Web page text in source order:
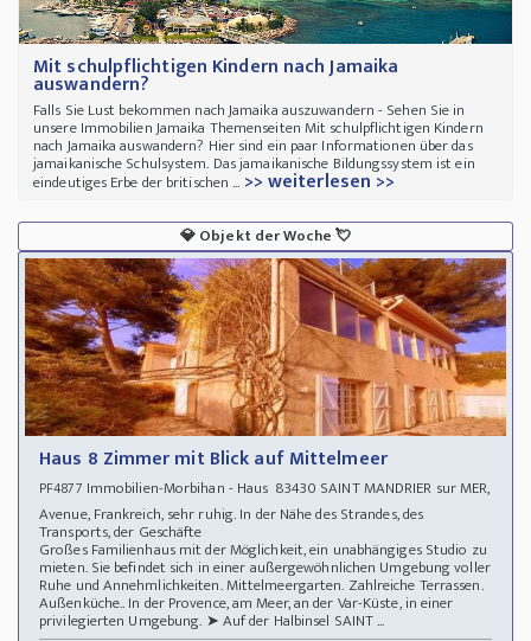
Mit schulpflichtigen Kindern nach Jamaika
auswandern?
Falls Sie Lust bekommen nach Jamaika auszuwandern - Sehen Sie in
unsere Immobilien Jamaika Themenseiten Mit schulpflichtigen Kindern
nach Jamaika auswandern? Hier sind ein paar Informationen über das
jamaikanische Schulsystem. Das jamaikanische Bildungssystem ist ein
eindeutiges Erbe der britischen ... >> weiterlesen >>
💎Objekt der Woche💘
Haus 8 Zimmer mit Blick auf Mittelmeer
PF4877 Immobilien-Morbihan - Haus 83430 SAINT MANDRIER sur MER,
Avenue, Frankreich, sehr ruhig. In der Nähe des Strandes, des
Transports, der Geschäfte
Großes Familienhaus mit der Möglichkeit, ein unabhängiges Studio zu
mieten. Sie befindet sich in einer außergewöhnlichen Umgebung voller
Ruhe und Annehmlichkeiten. Mittelmeergarten. Zahlreiche Terrassen.
Außenküche.. In der Provence, am Meer, an der Var-Küste, in einer
privilegierten Umgebung. ➤ Auf der Halbinsel SAINT ...